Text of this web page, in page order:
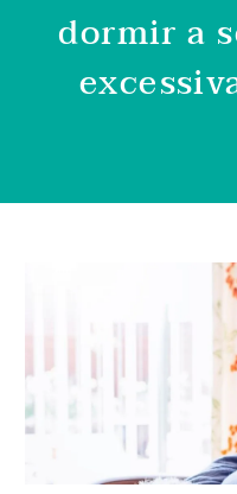
dormir a